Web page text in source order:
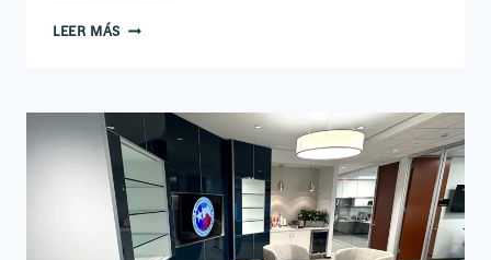
LEER MÁS OFICINA DE CROWE Y DUNLEVY